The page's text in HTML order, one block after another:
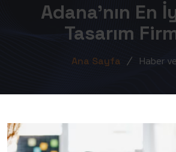
Adana'nın En
Tasarım
Ana Sayfa Haber